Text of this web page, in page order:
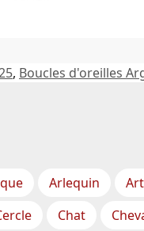
, Boucles d'oreilles
Arlequin
Chat